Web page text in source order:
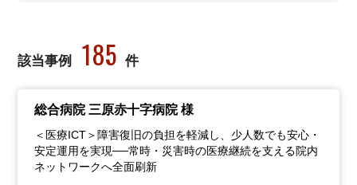
該当事例 185 件
総合病院 三原赤十字病院 様
＜医療ICT＞障害復旧の負担を軽減し、少人数でも安心・
安定運用を実現──常時・災害時の医療継続を支える院内
ネットワークへ全面刷新